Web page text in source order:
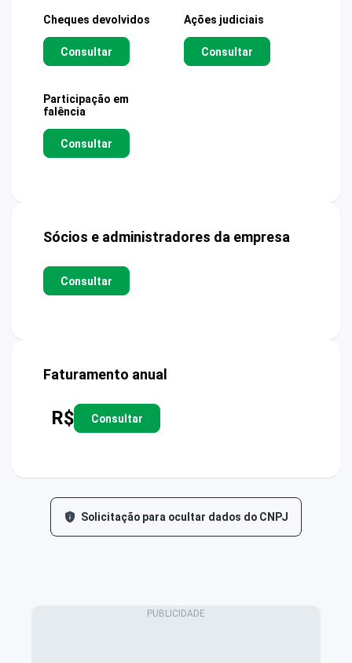
Cheques devolvidos
Consultar
Ações judiciais
Consultar
Participação em
falência
Consultar
Sócios e administradores da empresa
Consultar
Faturamento anual
R$ Consultar
Solicitação para ocultar dados do CNPJ